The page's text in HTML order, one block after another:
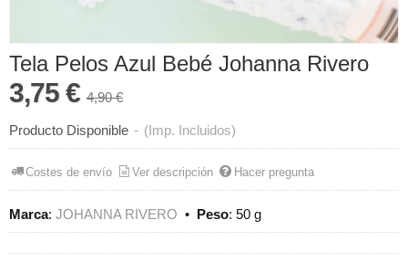
Tela Pelos Azul Bebé Johanna Rivero
3,75 € 4,90 €
Producto Disponible - (Imp. Incluidos)
Costes de envío Ver descripción Hacer pregunta
Marca: JOHANNA RIVERO • Peso: 50 g